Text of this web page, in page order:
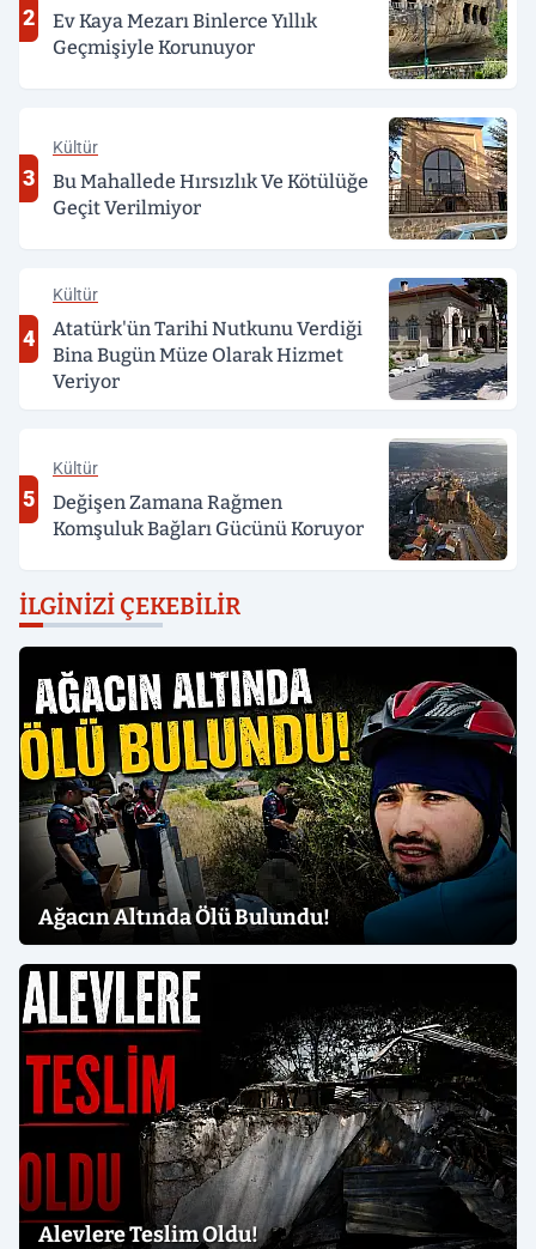
2
Ev Kaya Mezarı Binlerce Yıllık
Geçmişiyle Korunuyor
3
Kültür
Bu Mahallede Hırsızlık Ve Kötülüğe
Geçit Verilmiyor
4
Kültür
Atatürk'ün Tarihi Nutkunu Verdiği
Bina Bugün Müze Olarak Hizmet
Veriyor
5
Kültür
Değişen Zamana Rağmen
Komşuluk Bağları Gücünü Koruyor
İLGINIZI ÇEKEBILIR
Ağacın Altında Ölü Bulundu!
Alevlere Teslim Oldu!